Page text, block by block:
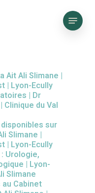
Menu
Ait Ali Slimane |
| Lyon-Ecully
| Dr
Clinique du Val
sur
Slimane |
| Lyon-Ecully
Urologie,
| Lyon-
Slimane
Cabinet